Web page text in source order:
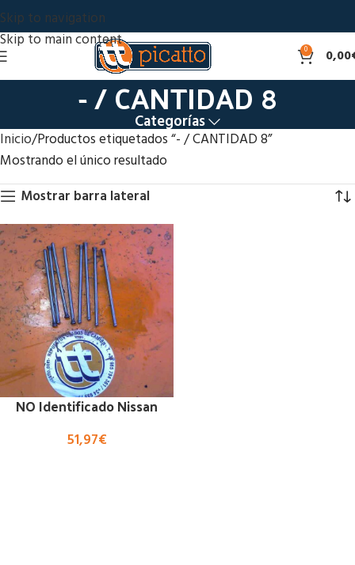
Skip to navigation
Skip to main content
0 0,00
- / CANTIDAD 8
Categorías
Inicio Productos etiquetados “- / CANTIDAD 8”
Mostrando el único resultado
Mostrar barra lateral
NO Identificado Nissan
51,97€